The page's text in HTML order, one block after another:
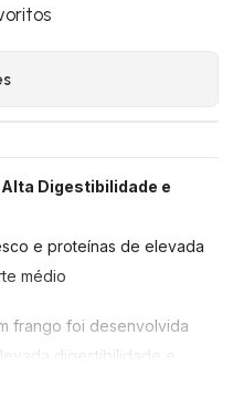
Alta Digestibilidade e
e proteínas de elevada
médio
frango foi desenvolvida
digestibilidade e
de carne fresca e proteínas